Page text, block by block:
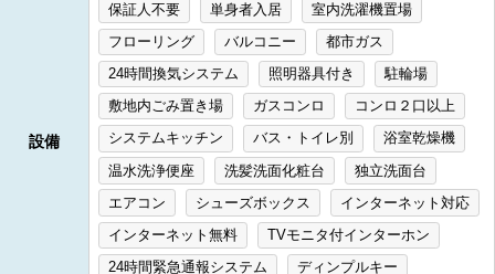
設備
保証人不要 単身者入居
室内洗濯機置場
フローリング
バルコニー
都市ガス
24時間換気システム
照明器具付き
駐輪場
敷地内ごみ置き場
ガスコンロ
コンロ２口以上
システムキッチン
バス・トイレ別
浴室乾燥機
温水洗浄便座
洗髪洗面化粧台
独立洗面台
エアコン
シューズボックス
インターネット対応
インターネット無料
TVモニタ付インターホン
24時間緊急通報システム
ディンプルキー